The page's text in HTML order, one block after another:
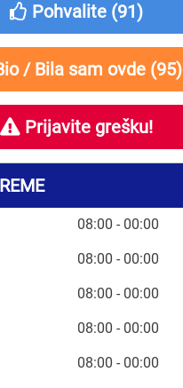
Pohvalite (91)
/ Bila sam ovde (95)
Prijavite grešku!
08:00 - 00:00
08:00 - 00:00
08:00 - 00:00
08:00 - 00:00
08:00 - 00:00